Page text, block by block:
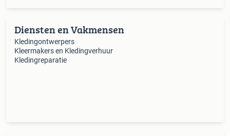
Diensten en Vakmensen
Kledingontwerpers
Kleermakers en Kledingverhuur
Kledingreparatie